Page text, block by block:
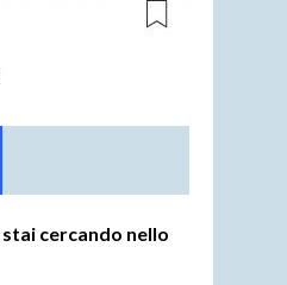
cercando nello